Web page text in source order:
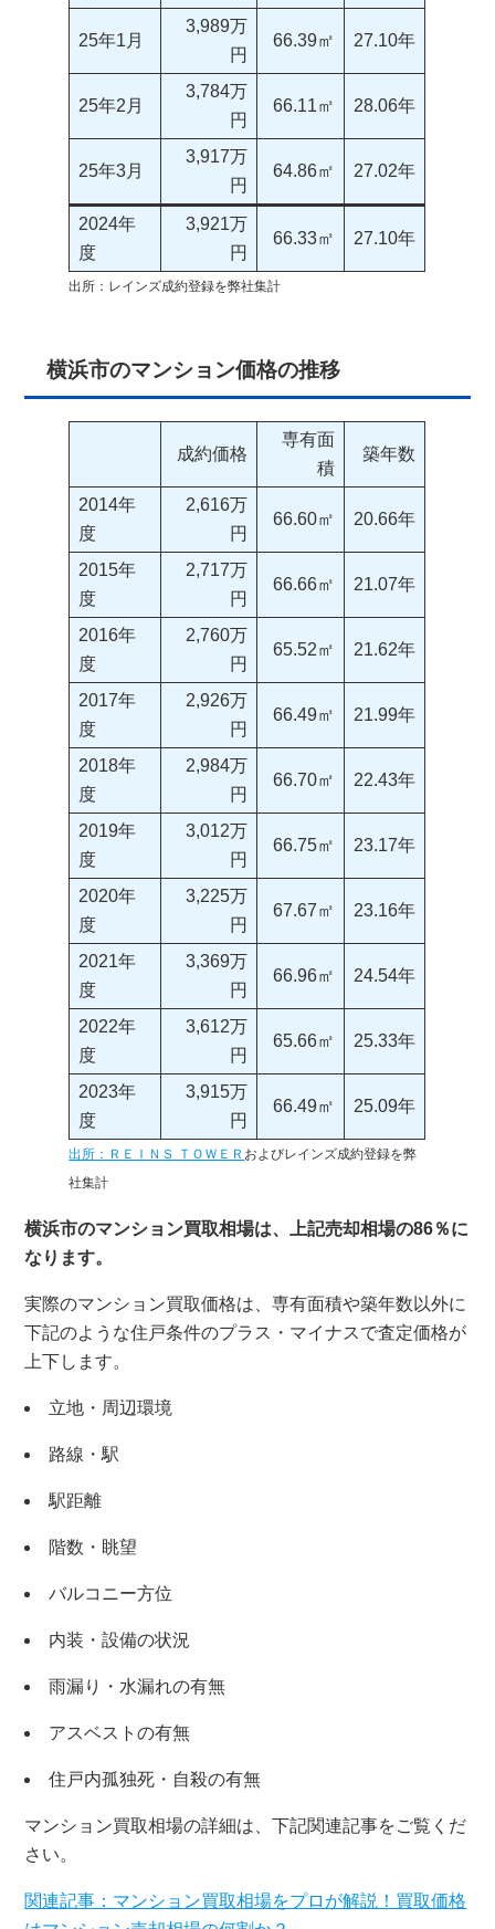
25年1月
3,989万
円
66.39㎡ 27.10年
25年2月
3,784万
円
66.11㎡ 28.06年
25年3月
3,917万
円
64.86㎡ 27.02年
2024年
度
3,921万
円
66.33㎡ 27.10年
出所：レインズ成約登録を弊社集計
横浜市のマンション価格の推移
成約価格
専有面
積
築年数
2014年
度
2,616万
円
66.60㎡ 20.66年
2015年
度
2,717万
円
66.66㎡ 21.07年
2016年
度
2,760万
円
65.52㎡ 21.62年
2017年
度
2,926万
円
66.49㎡ 21.99年
2018年
度
2,984万
円
66.70㎡ 22.43年
2019年
度
3,012万
円
66.75㎡ 23.17年
2020年
度
3,225万
円
67.67㎡ 23.16年
2021年
度
3,369万
円
66.96㎡ 24.54年
2022年
度
3,612万
円
65.66㎡ 25.33年
2023年
度
3,915万
円
66.49㎡ 25.09年
出所：ＲＥＩＮＳ ＴＯＷＥＲ およびレインズ成約登録を弊
社集計
横浜市のマンション買取相場は、上記売却相場の86％に
なります。
実際のマンション買取価格は、専有面積や築年数以外に
下記のような住戸条件のプラス・マイナスで査定価格が
上下します。
立地・周辺環境
路線・駅
駅距離
階数・眺望
バルコニー方位
内装・設備の状況
雨漏り・水漏れの有無
アスベストの有無
住戸内孤独死・自殺の有無
マンション買取相場の詳細は、下記関連記事をご覧くだ
さい。
関連記事：マンション買取相場をプロが解説！買取価格